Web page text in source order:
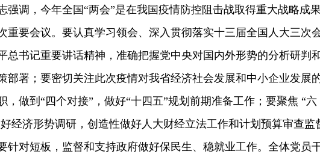
调，今年全国“两会”是在我国疫情防控阻击战取得重大战略成果
重要会议。要认真学习领会、深入贯彻落实十三届全国人大三次
总书记重要讲话精神，准确把握党中央对国内外形势的分析研判
部署；要密切关注此次疫情对我省经济社会发展和中小企业发展
，做到“四个对接”，做好“十四五”规划前期准备工作；要聚焦 “六
经济形势调研，创造性做好人大财经立法工作和计划预算审查监
针对短板，监督和支持政府做好保民生、稳就业工作。全体党员